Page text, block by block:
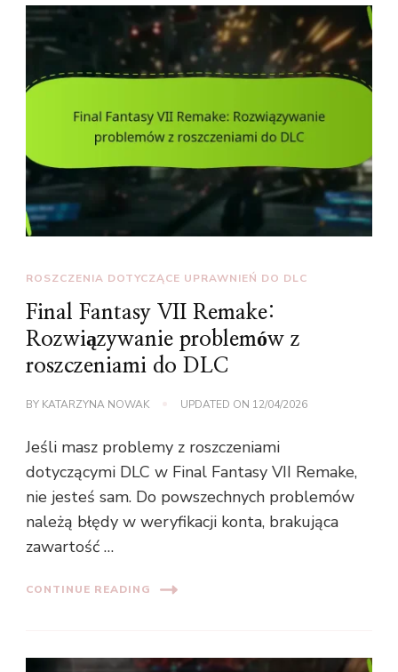
ROSZCZENIA DOTYCZĄCE UPRAWNIEŃ DO DLC
Final Fantasy VII Remake:
Rozwiązywanie problemów z
roszczeniami do DLC
BY KATARZYNA NOWAK UPDATED ON 12/04/2026
Jeśli masz problemy z roszczeniami
dotyczącymi DLC w Final Fantasy VII Remake,
nie jesteś sam. Do powszechnych problemów
należą błędy w weryfikacji konta, brakująca
zawartość …
CONTINUE READING